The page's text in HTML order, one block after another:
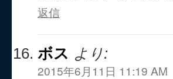
返信
ボス より:
2015年6月11日 11:19 AM